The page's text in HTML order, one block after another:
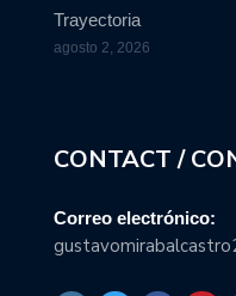
Trayectoria
agosto 2, 2026
CONTACT /
Correo electrónico: